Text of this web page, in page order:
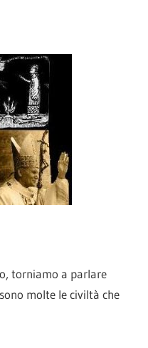
torniamo a parlare
molte le civiltà che